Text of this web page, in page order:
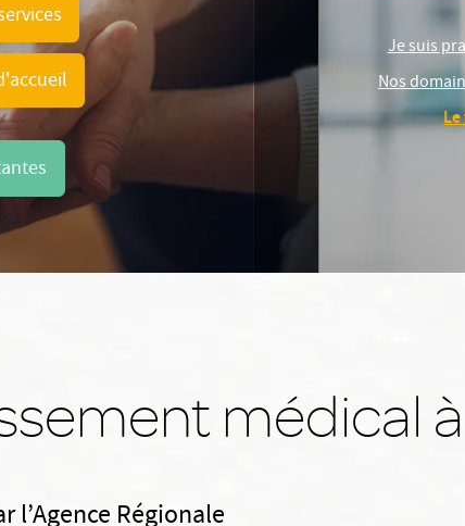
Je suis
Nos
médical
l’Agence Régionale